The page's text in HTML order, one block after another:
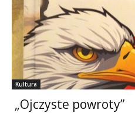
Kultura
„Ojczyste powroty”